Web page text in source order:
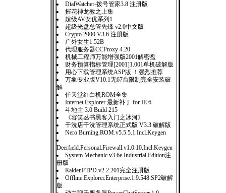
DialWatcher-拨号管家3.8 注册版
摧花神龙教之上集
超级AV女优系列1
超级光盘总管先锋 v2.0中文版
Crypto 2000 V3.6 注册版
广外女生1.52B
代理服务器CCProxy 4.20
机械工程师万能增强版2001解密盘
财务预算指标管理[2001]1.001单机破解版
用心下载管理系统ASP版 ！强烈推荐
万象专业版V10.1无67台限制完全安装破
解
任天堂红白机ROM全集
Internet Explorer 最新补丁 for IE 6
斗地主 3.0 Build 215
《容笑丛书黑客入门之冰河》
干洗店干洗管理系统正式版 V3.3 破解版
Nero Burning.ROM.v5.5.5.1.Incl.Keygen
Deerfield.Personal.Firewall.v1.0.10.Incl.Keygen
System.Mechanic.v3.6e.Industrial.Edition注
册版
RaidenFTPD.v2.2.201完全注册版
Offline.Explorer.Enterprise.1.9.548.SP2破解
版